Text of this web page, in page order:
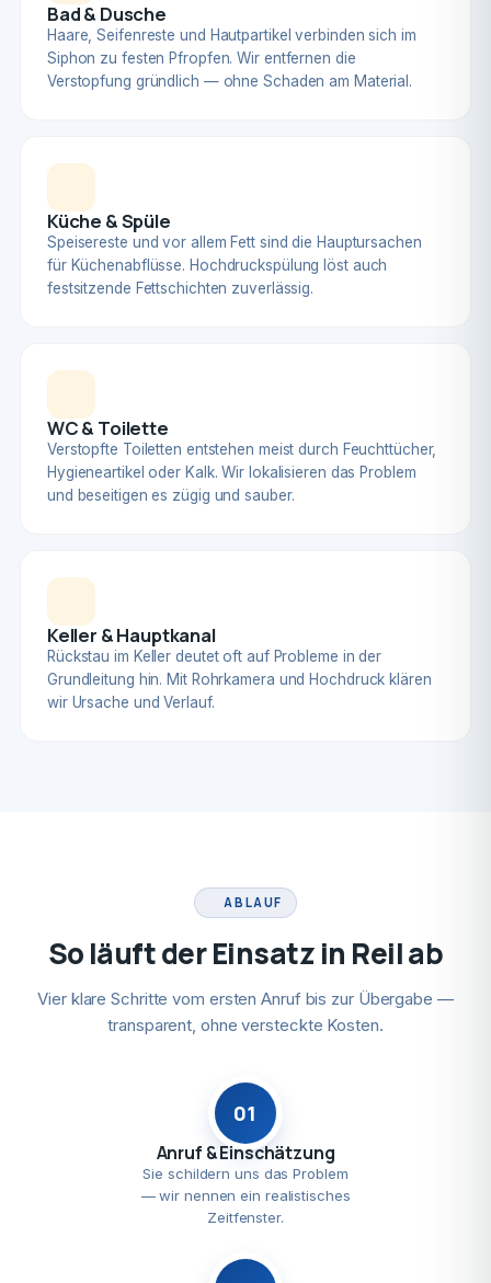
Bad & Dusche
Haare, Seifenreste und Hautpartikel verbinden sich im
Siphon zu festen Pfropfen. Wir entfernen die
Verstopfung gründlich — ohne Schaden am Material.
Küche & Spüle
Speisereste und vor allem Fett sind die Hauptursachen
für Küchenabflüsse. Hochdruckspülung löst auch
festsitzende Fettschichten zuverlässig.
WC & Toilette
Verstopfte Toiletten entstehen meist durch Feuchttücher,
Hygieneartikel oder Kalk. Wir lokalisieren das Problem
und beseitigen es zügig und sauber.
Keller & Hauptkanal
Rückstau im Keller deutet oft auf Probleme in der
Grundleitung hin. Mit Rohrkamera und Hochdruck klären
wir Ursache und Verlauf.
ABLAUF
So läuft der Einsatz in Reil ab
Vier klare Schritte vom ersten Anruf bis zur Übergabe —
transparent, ohne versteckte Kosten.
01
Anruf & Einschätzung
Sie schildern uns das Problem
— wir nennen ein realistisches
Zeitfenster.